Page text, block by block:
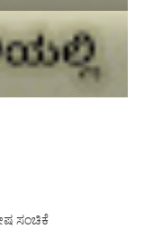
ಸಂಚಿಕೆ